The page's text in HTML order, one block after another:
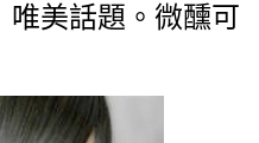
唯美話題。微醺可